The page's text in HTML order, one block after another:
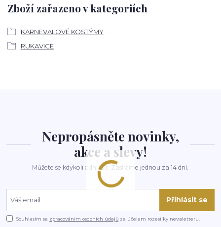
Zboží zařazeno v kategoriích
KARNEVALOVÉ KOSTÝMY
RUKAVICE
Nepropásněte novinky,
akce a slevy!
Můžete se kdykoli odhlásit. Zasíláme jednou za 14 dní.
Přihlásit se
Souhlasím se zpracováním osobních údajů za účelem rozesílky newsletteru.